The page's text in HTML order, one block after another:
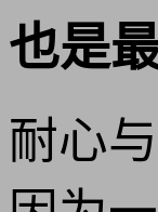
也是
耐心